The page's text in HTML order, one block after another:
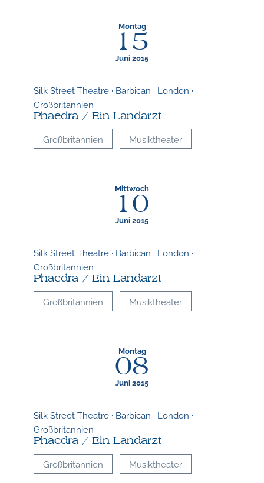
Montag
15
Juni 2015
Silk Street Theatre · Barbican · London ·
Großbritannien
Phaedra / Ein Landarzt
Großbritannien Musiktheater
Mittwoch
10
Juni 2015
Silk Street Theatre · Barbican · London ·
Großbritannien
Phaedra / Ein Landarzt
Großbritannien Musiktheater
Montag
08
Juni 2015
Silk Street Theatre · Barbican · London ·
Großbritannien
Phaedra / Ein Landarzt
Großbritannien Musiktheater